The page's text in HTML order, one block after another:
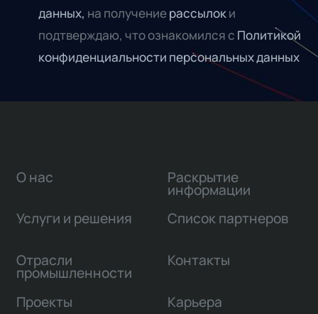
данных, на получениерассылоки
подтверждаю, что ознакомился с Политикой
конфиденциальности персональных данных
О нас
Услуги и решения
Отрасли
промышленности
Проекты
Раскрытие
информации
Список партнеров
Контакты
Карьера